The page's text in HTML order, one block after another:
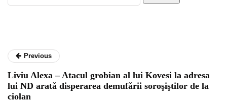
Previous
Liviu Alexa – Atacul grobian al lui Kovesi la adresa
lui ND aratǎ disperarea demufǎrii soroşiştilor de la
ciolan